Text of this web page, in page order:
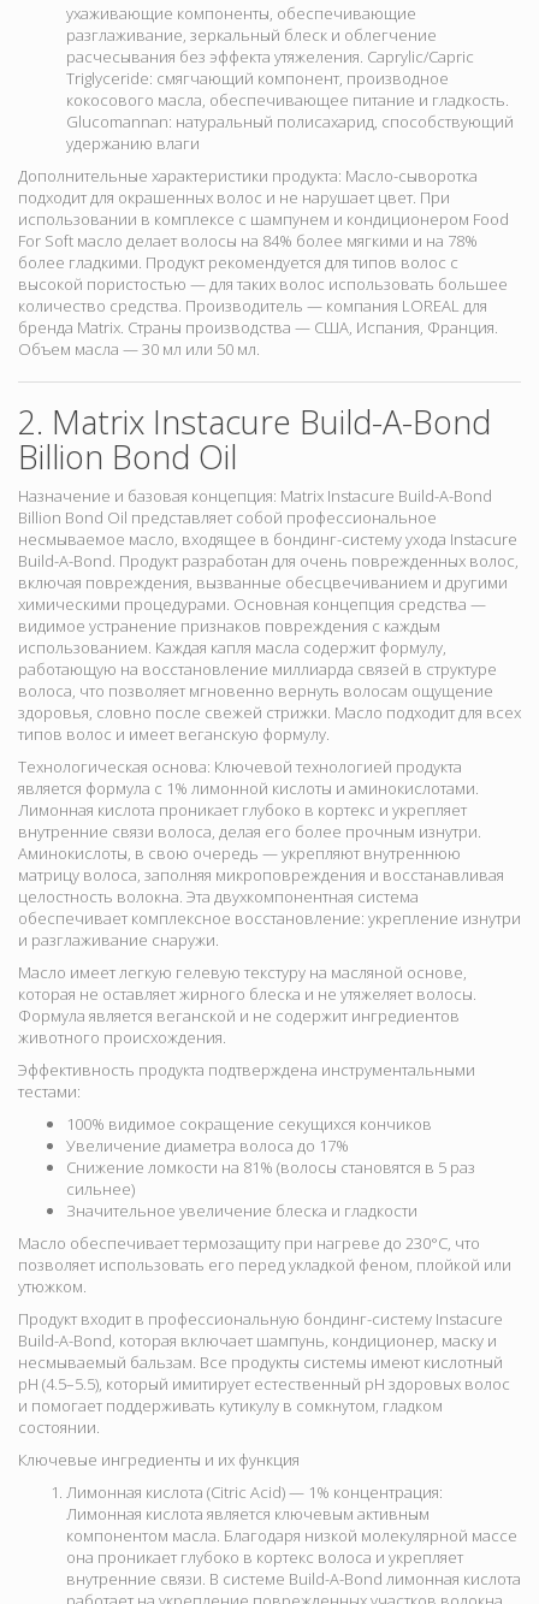
ухаживающие компоненты, обеспечивающие
разглаживание, зеркальный блеск и облегчение
расчесывания без эффекта утяжеления. Caprylic/Capric
Triglyceride: смягчающий компонент, производное
кокосового масла, обеспечивающее питание и гладкость.
Glucomannan: натуральный полисахарид, способствующий
удержанию влаги
Дополнительные характеристики продукта: Масло-сыворотка
подходит для окрашенных волос и не нарушает цвет. При
использовании в комплексе с шампунем и кондиционером Food
For Soft масло делает волосы на 84% более мягкими и на 78%
более гладкими. Продукт рекомендуется для типов волос с
высокой пористостью — для таких волос использовать большее
количество средства. Производитель — компания LOREAL для
бренда Matrix. Страны производства — США, Испания, Франция.
Объем масла — 30 мл или 50 мл.
2. Matrix Instacure Build-A-Bond
Billion Bond Oil
Назначение и базовая концепция: Matrix Instacure Build-A-Bond
Billion Bond Oil представляет собой профессиональное
несмываемое масло, входящее в бондинг-систему ухода Instacure
Build-A-Bond. Продукт разработан для очень поврежденных волос,
включая повреждения, вызванные обесцвечиванием и другими
химическими процедурами. Основная концепция средства —
видимое устранение признаков повреждения с каждым
использованием. Каждая капля масла содержит формулу,
работающую на восстановление миллиарда связей в структуре
волоса, что позволяет мгновенно вернуть волосам ощущение
здоровья, словно после свежей стрижки. Масло подходит для всех
типов волос и имеет веганскую формулу.
Технологическая основа: Ключевой технологией продукта
является формула с 1% лимонной кислоты и аминокислотами.
Лимонная кислота проникает глубоко в кортекс и укрепляет
внутренние связи волоса, делая его более прочным изнутри.
Аминокислоты, в свою очередь — укрепляют внутреннюю
матрицу волоса, заполняя микроповреждения и восстанавливая
целостность волокна. Эта двухкомпонентная система
обеспечивает комплексное восстановление: укрепление изнутри
и разглаживание снаружи.
Масло имеетлегкую гелевую текстуру на масляной основе,
которая не оставляет жирного блеска и не утяжеляет волосы.
Формула является веганской и не содержит ингредиентов
животного происхождения.
Эффективность продукта подтверждена инструментальными
тестами:
100% видимое сокращение секущихся кончиков
Увеличение диаметра волоса до 17%
Снижение ломкости на 81% (волосы становятся в 5 раз
сильнее)
Значительное увеличение блеска и гладкости
Масло обеспечиваеттермозащиту при нагреве до 230°C, что
позволяет использовать его перед укладкой феном, плойкой или
утюжком.
Продукт входит в профессиональную бондинг-систему Instacure
Build-A-Bond, которая включает шампунь, кондиционер, маску и
несмываемый бальзам. Все продукты системы имеют кислотный
pH (4.5–5.5), который имитирует естественный pH здоровых волос
и помогает поддерживать кутикулу в сомкнутом, гладком
состоянии.
Ключевые ингредиенты и их функция
Лимонная кислота (Citric Acid) — 1% концентрация:
Лимонная кислота является ключевым активным
компонентом масла. Благодаря низкой молекулярной массе
она проникает глубоко в кортекс волоса и укрепляет
внутренние связи. В системе Build-A-Bond лимонная кислота